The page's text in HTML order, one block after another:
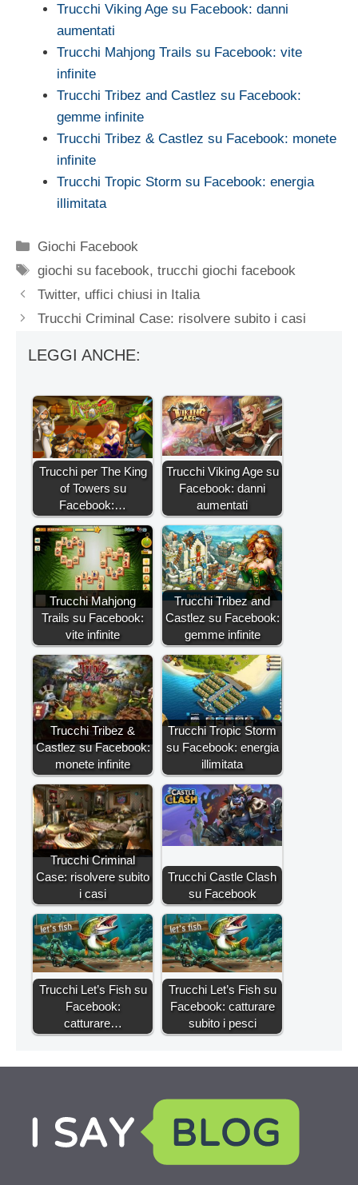
Trucchi Viking Age su Facebook: danni
aumentati
Trucchi Mahjong Trails su Facebook: vite
infinite
Trucchi Tribez and Castlez su Facebook:
gemme infinite
Trucchi Tribez & Castlez su Facebook: monete
infinite
Trucchi Tropic Storm su Facebook: energia
illimitata
Categorie
Giochi Facebook
Tag
giochi su facebook,trucchi giochi facebook
Twitter, uffici chiusi in Italia
Trucchi Criminal Case: risolvere subito i casi
LEGGI ANCHE:
Trucchi per The King
of Towers su
Facebook:…
Trucchi Viking Age su
Facebook: danni
aumentati
Trucchi Mahjong
Trails su Facebook:
vite infinite
Trucchi Tribez and
Castlez su Facebook:
gemme infinite
Trucchi Tribez &
Castlez su Facebook:
monete infinite
Trucchi Tropic Storm
su Facebook: energia
illimitata
Trucchi Criminal
Case: risolvere subito
i casi
Trucchi Castle Clash
su Facebook
Trucchi Let’s Fish su
Facebook:
catturare…
Trucchi Let’s Fish su
Facebook: catturare
subito i pesci